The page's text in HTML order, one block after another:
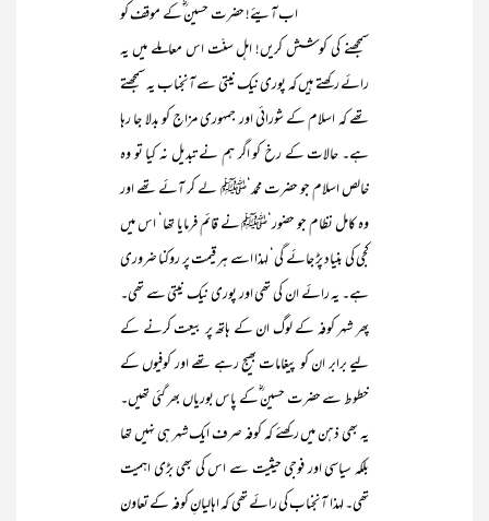
اب آیئے! حضرت حسین ؓکے موقف کو
سمجھنے کی کوشش کریں! اہل سنّت اس معاملے میں یہ
رائے رکھتے ہیں کہ پوری نیک نیتی سے آنجناب یہ سمجھتے
تھے کہ اسلام کے شورائی اور جمہوری مزاج کو بدلا جا رہا
ہے۔ حالات کے رخ کو اگر ہم نے تبدیل نہ کیا تو وہ
خالص اسلام جو حضرت محمد‘ﷺ لے کر آئے تھے اور
وہ کامل نظام جو حضور‘ﷺ نے قائم فرمایا تھا‘ اس میں
کجی کی بنیاد پڑ جائے گی‘ لہذا اسے ہر قیمت پر روکنا ضروری
ہے۔ یہ رائے ان کی تھی اور پوری نیک نیتی سے تھی۔
پھر شہر کوفہ کے لوگ ان کے ہاتھ پر بیعت کرنے کے
لیے برابر ان کو پیغامات بھیج رہے تھے اور کوفیوں کے
خطوط سے حضرت حسین ؓکے پاس بوریاں بھر گئی تھیں۔
یہ بھی ذہن میں رکھئے کہ کوفہ صرف ایک شہر ہی نہیں تھا
بلکہ سیاسی اور فوجی حیثیت سے اس کی بھی بڑی اہمیت
تھی۔ لہذا آنجناب کی رائے تھی کہ اہالیانِ کوفہ کے تعاون